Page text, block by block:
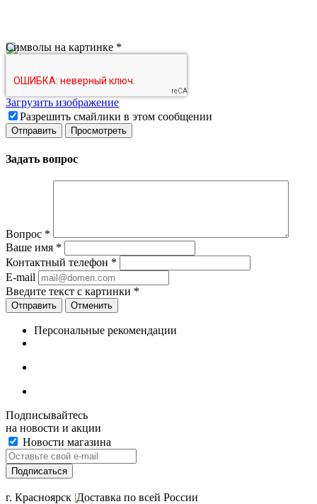
Символы на картинке *
Загрузить изображение
Разрешить смайлики в этом сообщении
Задать вопрос
Вопрос *
Ваше имя *
Контактный телефон *
E-mail
Введите текст с картинки *
Отменить
Персональные рекомендации
Подписывайтесь
на новости и акции
Новости магазина
г. Красноярск |Доставка по всей России